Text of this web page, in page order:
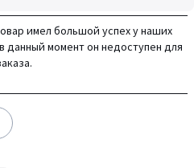
à
gauche
à
droite
имел большой успех у наших
данный момент он недоступен для